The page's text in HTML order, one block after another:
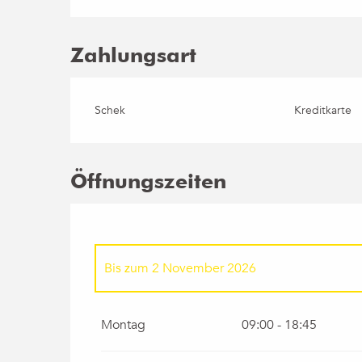
Zahlungsart
Schek Kreditkarte
Öffnungszeiten
Bis zum 2 November 2026
Montag 09:00 - 18:45